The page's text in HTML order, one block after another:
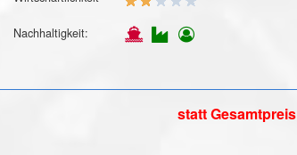
Nachhaltigkeit:
statt Gesamtpreis